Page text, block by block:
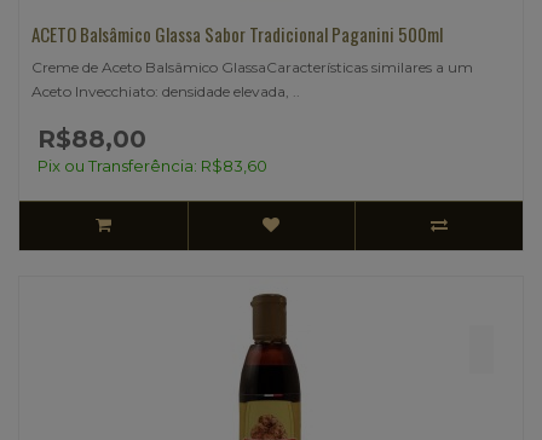
ACETO Balsâmico Glassa Sabor Tradicional Paganini 500ml
Creme de Aceto Balsâmico GlassaCaracterísticas similares a um
Aceto Invecchiato: densidade elevada, ..
R$88,00
Pix ou Transferência: R$83,60